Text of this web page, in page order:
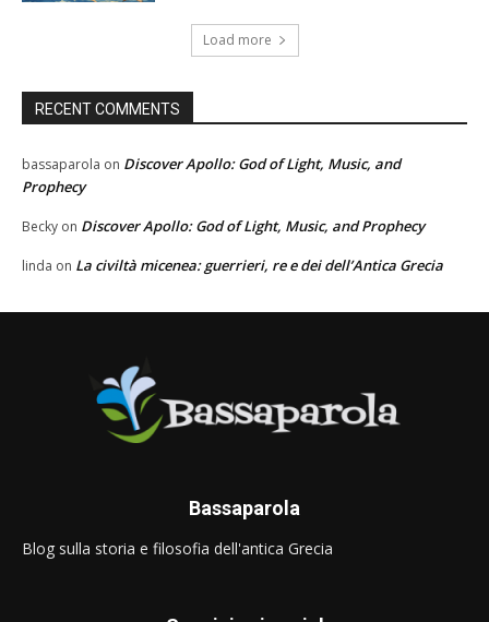
Load more
RECENT COMMENTS
bassaparola on Discover Apollo: God of Light, Music, and
Prophecy
Becky on Discover Apollo: God of Light, Music, and Prophecy
linda on La civiltà micenea: guerrieri, re e dei dell’Antica Grecia
Bassaparola
Blog sulla storia e filosofia dell'antica Grecia